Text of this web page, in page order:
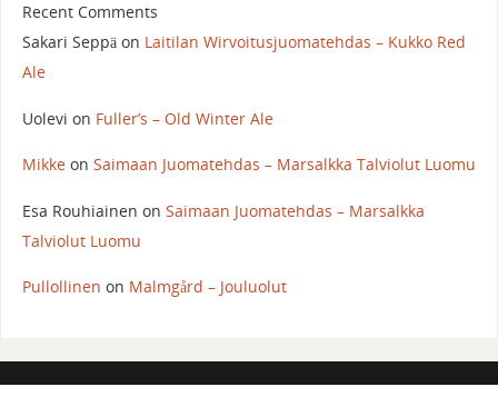
Recent Comments
Sakari Seppäon Laitilan Wirvoitusjuomatehdas – Kukko Red
Ale
Uolevi on Fuller’s – Old Winter Ale
Mikkeon Saimaan Juomatehdas – Marsalkka Talviolut Luomu
Esa Rouhiainen on Saimaan Juomatehdas – Marsalkka
Talviolut Luomu
Pullollinen on Malmgård – Jouluolut